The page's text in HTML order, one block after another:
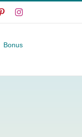
PinterestInstagram
Bonus